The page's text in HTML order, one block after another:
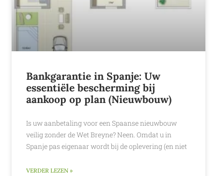
Bankgarantie in Spanje: Uw
essentiële bescherming bij
aankoop op plan (Nieuwbouw)
Is uw aanbetaling voor een Spaanse nieuwbouw
veilig zonder de Wet Breyne? Neen. Omdat u in
Spanje pas eigenaar wordt bij de oplevering (en niet
VERDER LEZEN »